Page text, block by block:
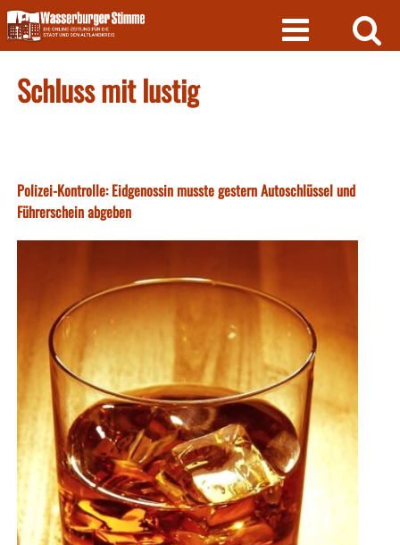
Skip
to
content
Schluss mit lustig
Polizei-Kontrolle: Eidgenossin musste gestern Autoschlüssel und
Führerschein abgeben